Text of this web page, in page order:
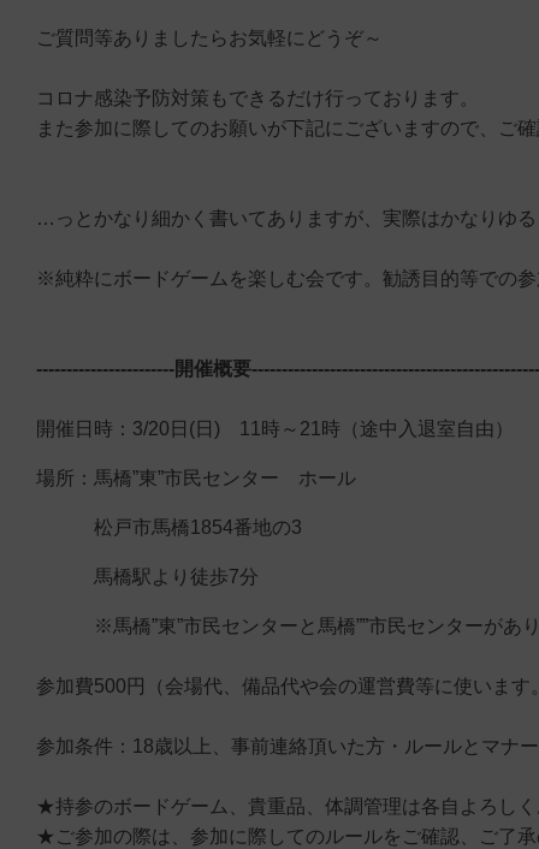
ご質問等ありましたらお気軽にどうぞ～
コロナ感染予防対策もできるだけ行っております。
また参加に際してのお願いが下記にございますので、ご
…っとかなり細かく書いてありますが、実際はかなりゆ
※純粋にボードゲームを楽しむ会です。勧誘目的等での
-----------------------開催概要
開催日時：3/20日(日) 11時～21時（途中入退室自由）
場所：馬橋”東”市民センター ホール
松戸市馬橋1854番地の3
馬橋駅より徒歩7分
※馬橋”東”市民センターと馬橋””市民センターがあ
参加費500円（会場代、備品代や会の運営費等に使いま
参加条件：18歳以上、事前連絡頂いた方・ルールとマナ
★持参のボードゲーム、貴重品、体調管理は各自よろし
★ご参加の際は、参加に際してのルールをご確認、ご了